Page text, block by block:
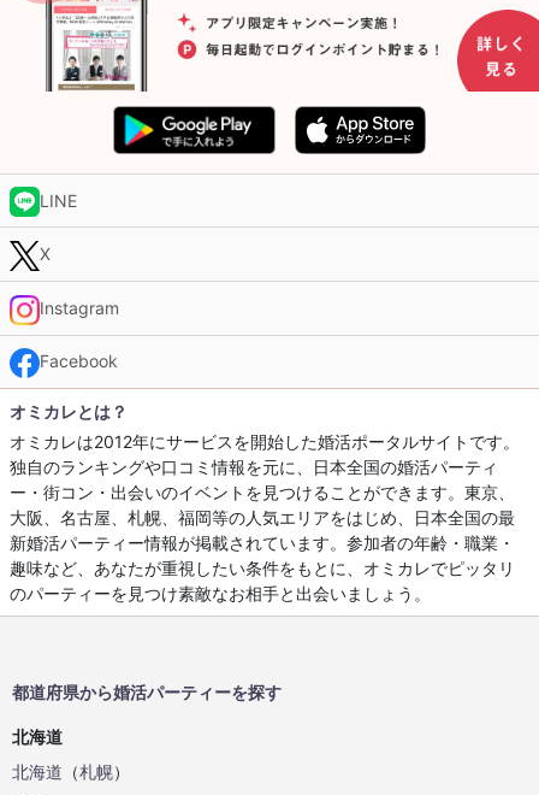
LINE
X
Instagram
Facebook
オミカレとは？
オミカレは2012年にサービスを開始した婚活ポータルサイトです。
独自のランキングや口コミ情報を元に、日本全国の婚活パーティ
ー・街コン・出会いのイベントを見つけることができます。東京、
大阪、名古屋、札幌、福岡等の人気エリアをはじめ、日本全国の最
新婚活パーティー情報が掲載されています。参加者の年齢・職業・
趣味など、あなたが重視したい条件をもとに、オミカレでピッタリ
のパーティーを見つけ素敵なお相手と出会いましょう。
都道府県から婚活パーティーを探す
北海道
北海道 （札幌）